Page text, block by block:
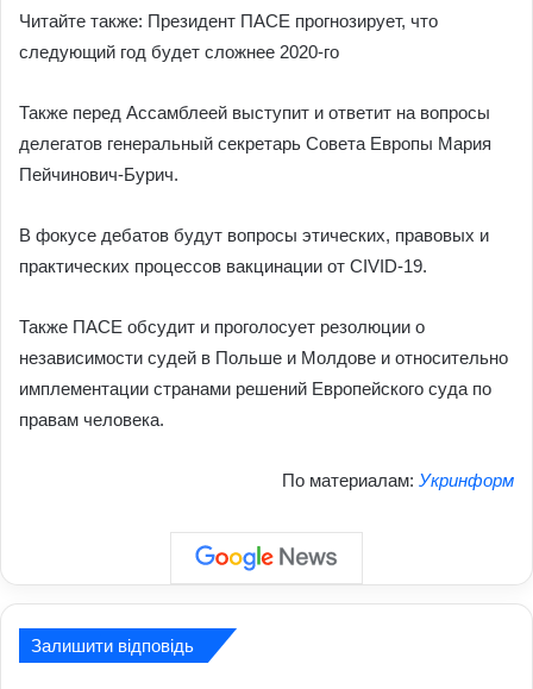
Читайте также: Президент ПАСЕ прогнозирует, что
следующий год будет сложнее 2020-го
Также перед Ассамблеей выступит и ответит на вопросы
делегатов генеральный секретарь Совета Европы Мария
Пейчинович-Бурич.
В фокусе дебатов будут вопросы этических, правовых и
практических процессов вакцинации от CIVID-19.
Также ПАСЕ обсудит и проголосует резолюции о
независимости судей в Польше и Молдове и относительно
имплементации странами решений Европейского суда по
правам человека.
По материалам: Укринформ
Залишити відповідь